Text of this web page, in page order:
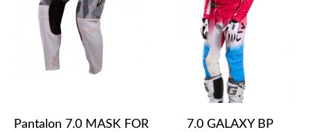
Pantalon 7.0 MASK FOR 7.0 GALAXY BP